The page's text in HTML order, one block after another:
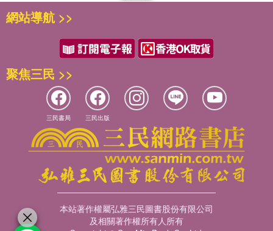
網站導航 >>
聚焦三民 >>
三民書局 三民出版
本站著作權屬弘雅三民圖書股份有限公司
及相關著作權所有人所有